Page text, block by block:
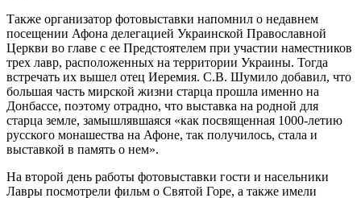
Также организатор фотовыставки напомнил о недавнем
посещении Афона делегацией Украинской Православной
Церкви во главе с ее Предстоятелем при участии наместников
трех лавр, расположенных на территории Украины. Тогда
встречать их вышел отец Иеремия. С.В. Шумило добавил, что
большая часть мирской жизни старца прошла именно на
Донбассе, поэтому отрадно, что выставка на родной для
старца земле, замышлявшаяся «как посвященная 1000-летию
русского монашества на Афоне, так получилось, стала и
выставкой в память о нем».
На второй день работы фотовыставки гости и насельники
Лавры посмотрели фильм о Святой Горе, а также имели